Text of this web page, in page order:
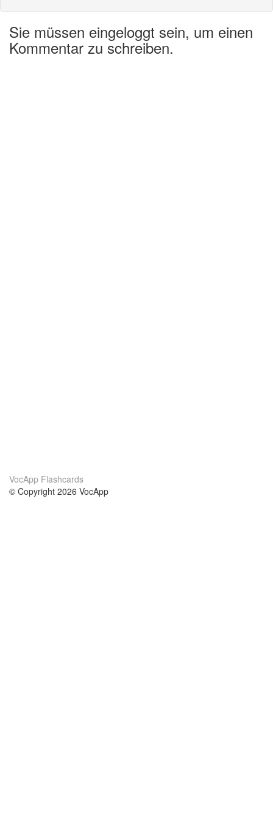
Sie müssen eingeloggt sein, um einen
Kommentar zu schreiben.
VocApp Flashcards
© Copyright 2026 VocApp